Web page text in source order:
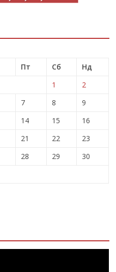
Пт Сб
Нд
1
2
7 8
9
14 15
16
21 22
23
28 29
30